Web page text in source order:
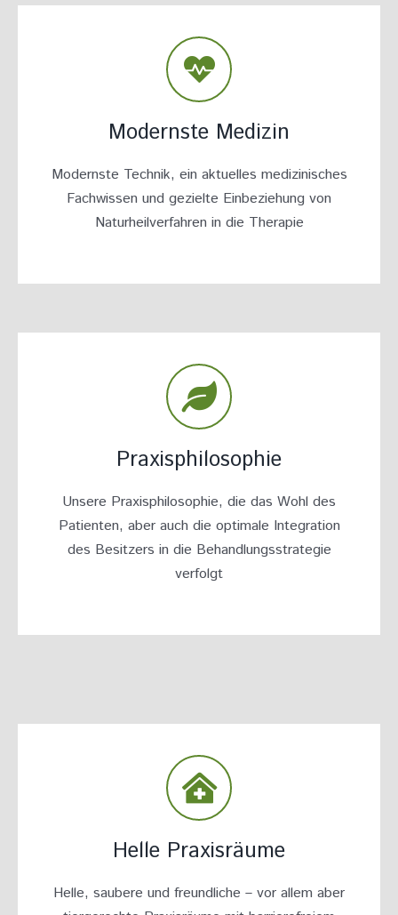
Modernste Medizin
Modernste Technik, ein aktuelles medizinisches
Fachwissen und gezielte Einbeziehung von
Naturheilverfahren in die Therapie
Praxisphilosophie
Unsere Praxisphilosophie, die das Wohl des
Patienten, aber auch die optimale Integration
des Besitzers in die Behandlungsstrategie
verfolgt
Helle Praxisräume
Helle, saubere und freundliche – vor allem aber